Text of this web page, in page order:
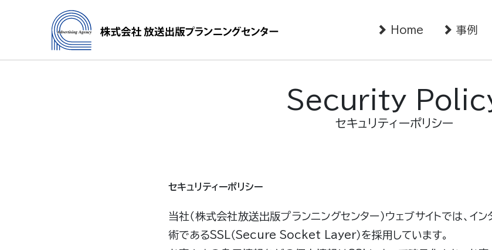
Home 事例
Security
セキュリティーポリシー
セキュリティーポリシー
当社（株式会社放送出版プランニングセンター）ウェブサイトでは、イ
術であるSSL（Secure Socket Layer）を採用しています。